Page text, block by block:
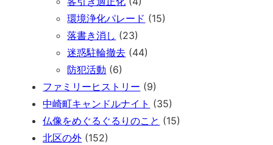
環境浄化パレード (15)
落書き消し (23)
迷惑駐輪撤去 (44)
防犯活動 (6)
ファミリーヒストリー (9)
中崎町キャンドルナイト (35)
仏像をめぐるぐるりのこと (15)
北区の外 (152)